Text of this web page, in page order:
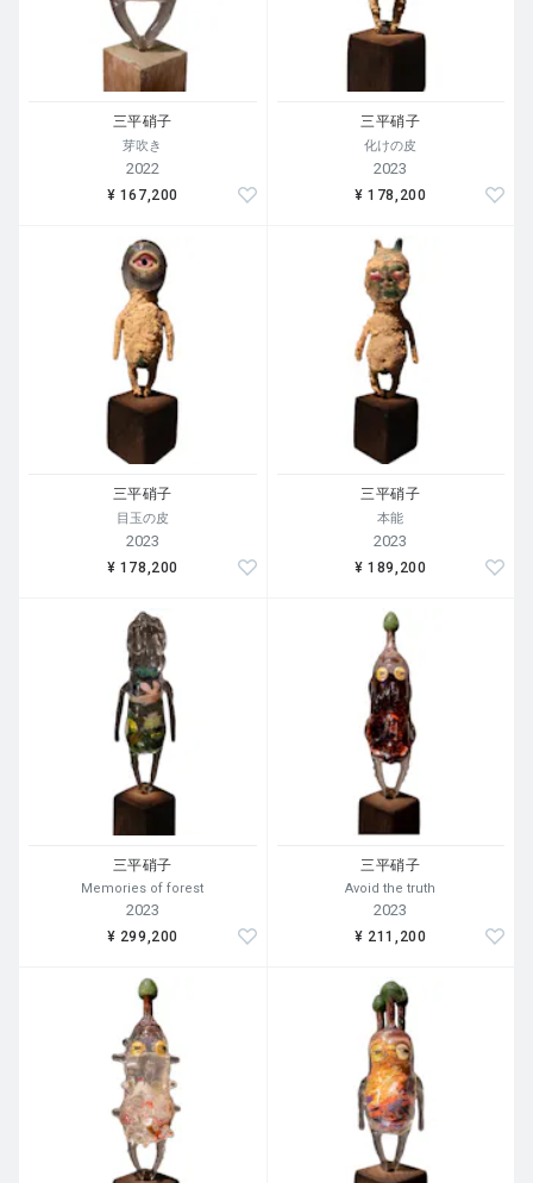
三平硝子
芽吹き
2022
¥ 167,200
三平硝子
化けの皮
2023
¥ 178,200
三平硝子
目玉の皮
2023
¥ 178,200
三平硝子
本能
2023
¥ 189,200
三平硝子
Memories of forest
2023
¥ 299,200
三平硝子
Avoid the truth
2023
¥ 211,200